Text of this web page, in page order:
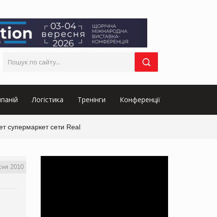
Логістика Тренінги Конференції
супермаркет сети Real
2010